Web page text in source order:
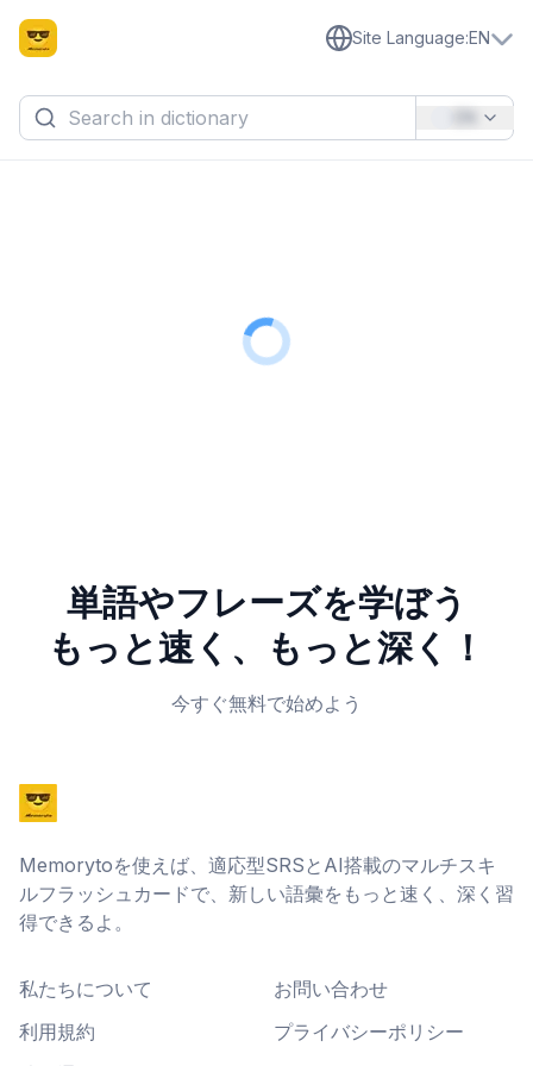
Site Language:EN
単語やフレーズを学ぼう
もっと速く、もっと深く！
今すぐ無料で始めよう
Memorytoを使えば、適応型SRSとAI搭載のマルチスキ
ルフラッシュカードで、新しい語彙をもっと速く、深く習
得できるよ。
私たちについて
お問い合わせ
利用規約
プライバシーポリシー